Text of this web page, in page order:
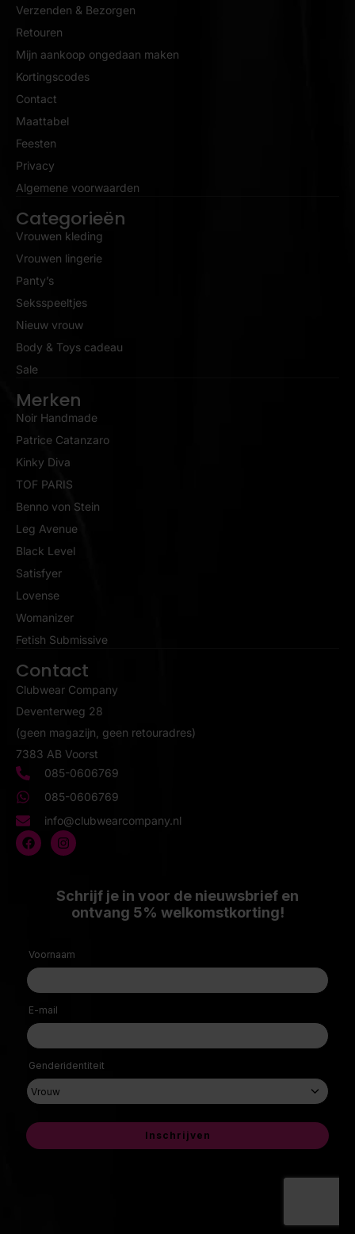
Verzenden & Bezorgen
Retouren
Mijn aankoop ongedaan maken
Kortingscodes
Contact
Maattabel
Feesten
Privacy
Algemene voorwaarden
Categorieën
Vrouwen kleding
Vrouwen lingerie
Panty’s
Seksspeeltjes
Nieuw vrouw
Body & Toys cadeau
Sale
Merken
Noir Handmade
Patrice Catanzaro
Kinky Diva
TOF PARIS
Benno von Stein
Leg Avenue
Black Level
Satisfyer
Lovense
Womanizer
Fetish Submissive
Contact
Clubwear Company
Deventerweg 28
(geen magazijn, geen retouradres)
7383 AB Voorst
085-0606769
085-0606769
info@clubwearcompany.nl